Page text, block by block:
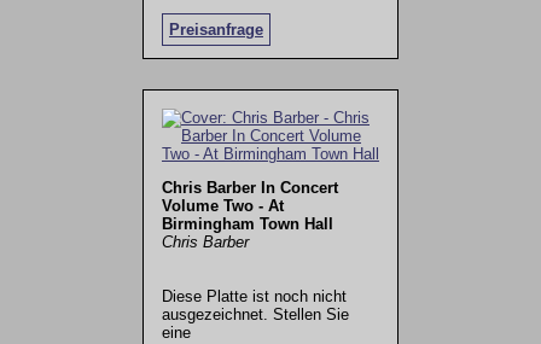
Preisanfrage
Chris Barber In Concert
Volume Two - At
Birmingham Town Hall
Chris Barber
Diese Platte ist noch nicht
ausgezeichnet. Stellen Sie
eine